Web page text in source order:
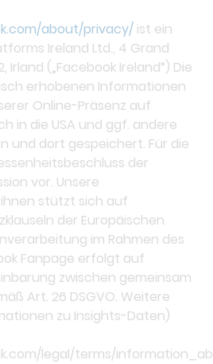
about/privacy/ ist ein
Ireland Ltd., 4 Grand
Irland („Facebook Ireland“) Die
erhobenen Informationen
Online-Präsenz auf
in die USA und ggf. andere
und dort gespeichert. Für die
der
vor. Unsere
stützt sich auf
der Europäischen
im Rahmen des
Fanpage erfolgt auf
zwischen gemeinsam
Art. 26 DSGVO. Weitere
zu Insights-Daten)
legal/terms/